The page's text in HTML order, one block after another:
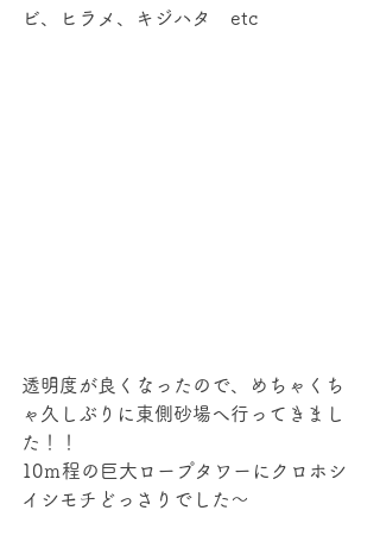
ビ、ヒラメ、キジハタ　etc
透明度が良くなったので、めちゃくち
ゃ久しぶりに東側砂場へ行ってきまし
た！！
10ｍ程の巨大ロープタワーにクロホシ
イシモチどっさりでした～